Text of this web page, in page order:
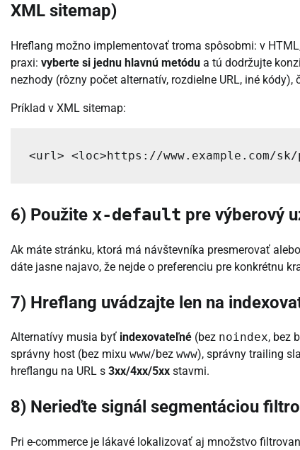
XML sitemap)
Hreflang možno implementovať troma spôsobmi: v
praxi: vyberte si jednu hlavnú metódu a tú dodržujte
nezhody (rôzny počet alternatív, rozdielne URL, iné kódy),
Príklad v XML sitemap:
<url> <loc>https://
6) Použite x-default pre výberový
Ak máte stránku, ktorá má návštevníka presmerovať
dáte jasne najavo, že nejde o preferenciu pre konkrétnu
7) Hreflang uvádzajte len na
Alternatívy musia byť indexovateľné (bez noindex, bez
správny host (bez mixu www/bez www), správny trailing
hreflangu na URL s 3xx/4xx/5xx stavmi.
8) Nerieďte signál segmentáciou
Pri e-commerce je lákavé lokalizovať aj množstvo